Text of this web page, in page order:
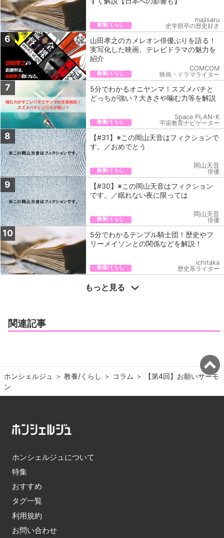
教養/くらし
majisaru
史学部卒の歴史好き
6
山田孝之のカメレオン俳優ぶりを語る！
実写化した映画、テレビドラマの魅力を
紹介
教養/くらし
COMCOM
映画・ドラマライター
7
5分でわかるオニヤンマ！スズメバチと
どっちが強い？大きさや噛む力等を解説
教養/くらし
Space PLAN-K
宇宙教育ナビゲーター
8
【#31】※この岡山天音はフィクションで
す。／おめでとう
教養/くらし
岡山天音
俳優
9
【#30】※この岡山天音はフィクション
です。／眠れない夜に限っては
教養/くらし
岡山天音
俳優
10
5分でわかるテンプル騎士団！歴史やフ
リーメイソンとの関係などを解説！
教養/くらし
ichitaka
歴史系ライター
もっと見る
関連記事
ホンシェルジュ ＞ 教養/くらし ＞ コラム ＞
【第4回】お願いサーモ
ン
ホンシェルジュについて
特集
おすすめ
タグ一覧
利用規約
お問い合わせ